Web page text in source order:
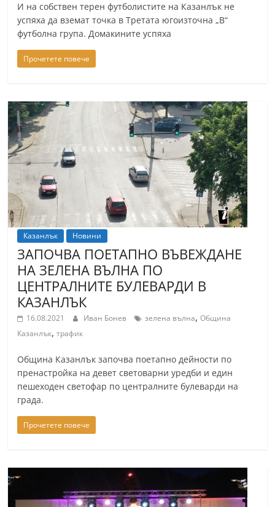
a
n
l
a
.
f
a
z
a
n
l
a
b
g
i
n
o
g
И на собствен терен футболистите на Казанлък не
успяха да вземат точка в Третата югоизточна „В“
футболна група. Домакините успяха
Прочетете повече
Казанлък Новини
ЗАПОЧВА ПОЕТАПНО ВЪВЕЖДАНЕ
НА ЗЕЛЕНА ВЪЛНА ПО
ЦЕНТРАЛНИТЕ БУЛЕВАРДИ В
КАЗАНЛЪК
16.08.2021 Иван Бонев зелена вълна,Община
Казанлък,трафик
Община Казанлък започва поетапно дейности по
пренастройка на девет световарни уредби и един
пешеходен светофар по централните булеварди на
града.
Прочетете повече